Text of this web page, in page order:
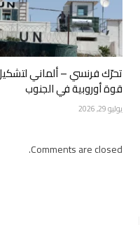
تحرّك فرنسي – ألماني
قوة أوروبية في الجنوب
يوليو 29, 2026
Comments are closed.